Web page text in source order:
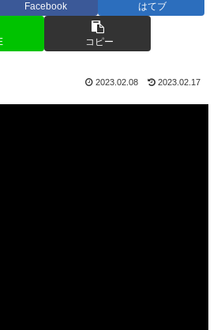
Facebook はてブ
コピー
2023.02.08 2023.02.17